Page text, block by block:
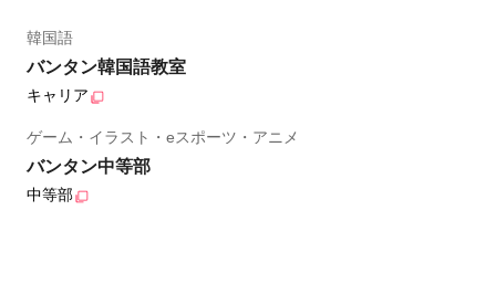
韓国語
バンタン韓国語教室
キャリア
ゲーム・イラスト・eスポーツ・アニメ
バンタン中等部
中等部